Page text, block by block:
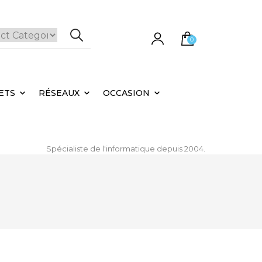
0
RÉSEAUX OCCASION
Spécialiste de l'informatique depuis 2004.